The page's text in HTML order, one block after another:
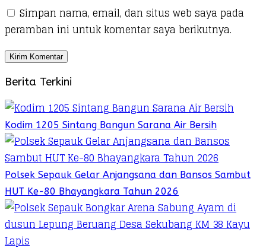
Simpan nama, email, dan situs web saya pada
peramban ini untuk komentar saya berikutnya.
Berita Terkini
Kodim 1205 Sintang Bangun Sarana Air Bersih
Polsek Sepauk Gelar Anjangsana dan Bansos Sambut
HUT Ke-80 Bhayangkara Tahun 2026